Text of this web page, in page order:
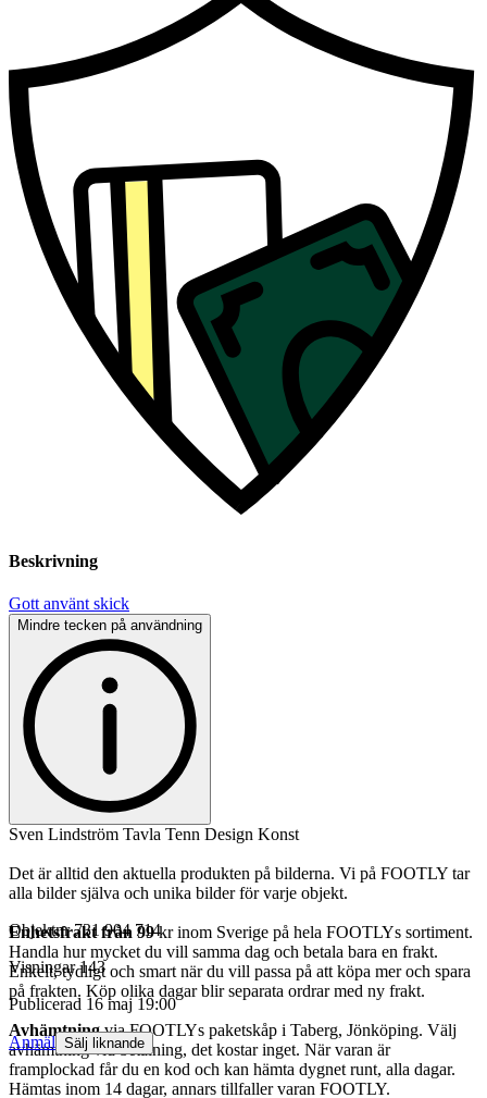
Beskrivning
Gott använt skick
Mindre tecken på användning
Sven Lindström Tavla Tenn Design Konst
Det är alltid den aktuella produkten på bilderna. Vi på FOOTLY tar
alla bilder själva och unika bilder för varje objekt.
Enhetsfrakt från 99kr inom Sverige på hela FOOTLYs sortiment.
Handla hur mycket du vill samma dag och betala bara en frakt.
Enkelt, tydligt och smart när du vill passa på att köpa mer och spara
på frakten. Köp olika dagar blir separata ordrar med ny frakt.
Avhämtningvia FOOTLYs paketskåp i Taberg, Jönköping. Välj
avhämtning vid betalning, det kostar inget. När varan är
framplockad får du en kod och kan hämta dygnet runt, alla dagar.
Hämtas inom 14 dagar, annars tillfaller varan FOOTLY.
Objektnr 731 904 714
Visningar 143
Publicerad 16 maj 19:00
Anmäl Sälj liknande